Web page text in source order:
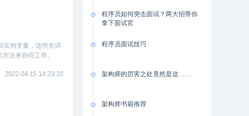
实例变量，这些名词
法来协同工作。
2022-04-15 14:23:20
程序员如何突击面试？两大招带你
拿下面试官
程序员面试技巧
架构师的厉害之处竟然是这……
架构师书籍推荐